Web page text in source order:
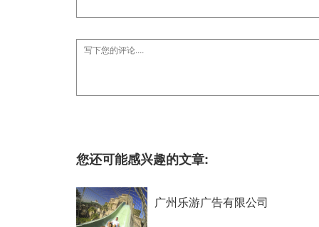
您还可能感兴趣的文章:
广州乐游广告有限公司